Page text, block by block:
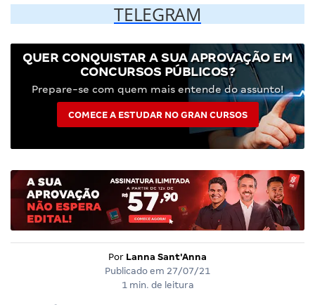
TELEGRAM
QUER CONQUISTAR A SUA APROVAÇÃO EM
CONCURSOS PÚBLICOS?
Prepare-se com quem mais entende do assunto!
COMECE A ESTUDAR NO GRAN CURSOS
Por Lanna Sant'Anna
Publicado em 27/07/21
1 min. de leitura